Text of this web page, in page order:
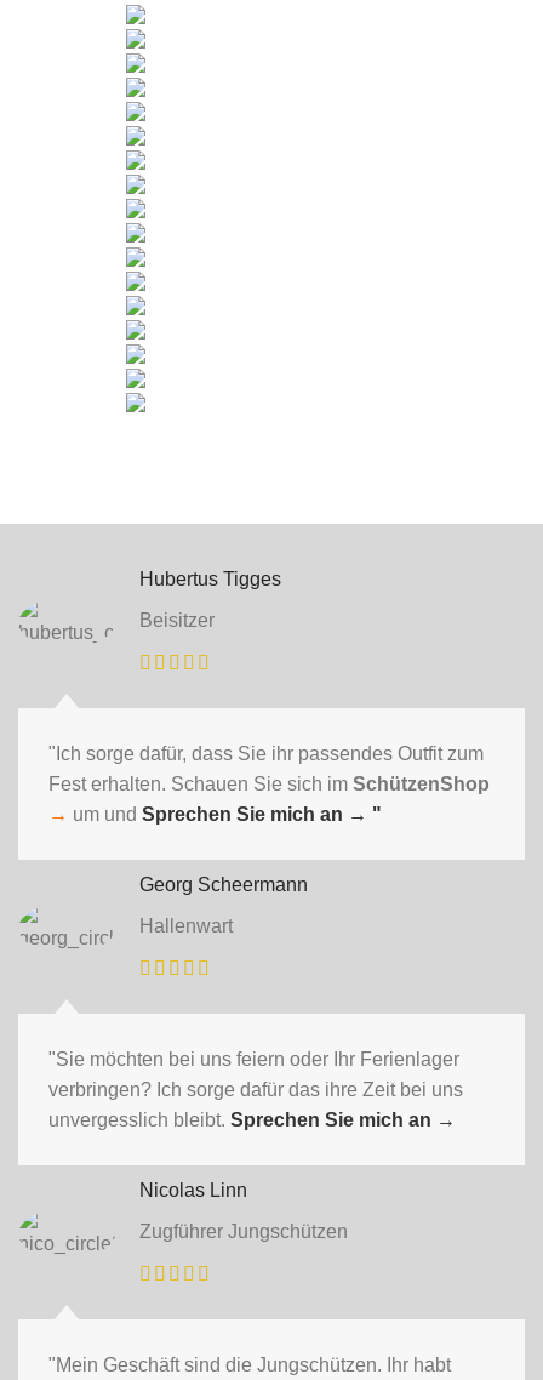
Hubertus Tigges
Beisitzer
"Ich sorge dafür, dass Sie ihr passendes Outfit zum
Fest erhalten. Schauen Sie sich im SchützenShop
→ um und Sprechen Sie mich an → "
Georg Scheermann
Hallenwart
"Sie möchten bei uns feiern oder Ihr Ferienlager
verbringen? Ich sorge dafür das ihre Zeit bei uns
unvergesslich bleibt. Sprechen Sie mich an →
Nicolas Linn
Zugführer Jungschützen
"Mein Geschäft sind die Jungschützen. Ihr habt